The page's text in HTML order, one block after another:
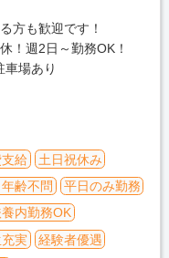
方も歓迎です！
！週2日～勤務OK！
車場あり
給
土日祝休み
齢不問
平日のみ勤務
内勤務OK
実
経験者優遇